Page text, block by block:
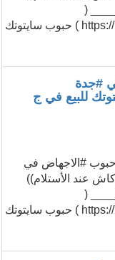
(
https://iwtsp.com/966596467361 ) حبوب سايتوتك
#جدة
حبوب #الاجهاض في
كاش عند الأستلام))
(
https://iwtsp.com/966596467361 ) حبوب سايتوتك